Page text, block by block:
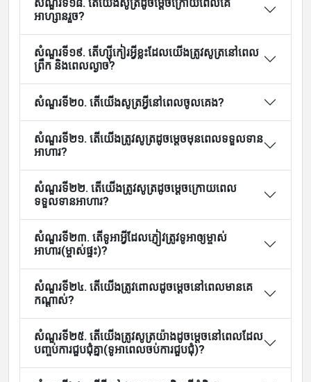
សំណួរទី១៨. តើយើងសូត្រដូចម្តេចក្រោយពេលគេ
អាហ្សានរួច?
សំណួរទី១៩. តើហ្ស៊ីកៀរអ្វីខ្លះដែលយើងត្រូវសូត្រនៅពេល
ព្រឹក និងពេលល្ងាច?
សំណួរទី២០. តើយើងសូត្រអ្វីនៅពេលចូលគេង?
សំណួរទី២១. តើយើងត្រូវសូត្រដូចម្តេចមុនពេលទទួលទាន
អាហារ?
សំណួរទី២២. តើយើងត្រូវសូត្រដូចម្តេចក្រោយពេល
ទទួលទានអាហារ?
សំណួរទី២៣. តើទូអាអ្វីដែលភ្ញៀវត្រូវទូអាឲ្យម្ចាស់
អាហារ(ម្ចាស់ផ្ទះ)?
សំណួរទី២៤. តើយើងត្រូវពោលដូចម្តេចនៅពេលមានគេ
កណ្តាស់?
សំណួរទី២៥. តើយើងត្រូវសូត្រយ៉ាងដូចម្តេចនៅពេលដែល
បញ្ចប់ការជួបជុំគ្នា(ទូអាពេលចប់ការជួបជុំ)?